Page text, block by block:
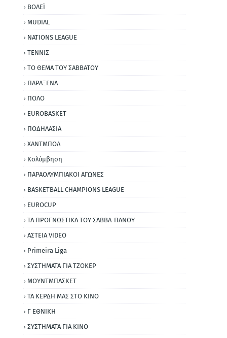
ΒΟΛΕΪ
MUDIAL
NATIONS LEAGUE
ΤΕΝΝΙΣ
ΤΟ ΘΕΜΑ ΤΟΥ ΣΑΒΒΑΤΟΥ
ΠΑΡΑΞΕΝΑ
ΠΟΛΟ
EUROBASKET
ΠΟΔΗΛΑΣΙΑ
ΧΑΝΤΜΠΟΛ
Κολύμβηση
ΠΑΡΑΟΛΥΜΠΙΑΚΟΙ ΑΓΩΝΕΣ
BASKETBALL CHAMPIONS LEAGUE
EUROCUP
ΤΑ ΠΡΟΓΝΩΣΤΙΚΑ ΤΟΥ ΣΑΒΒΑ-ΠΑΝΟΥ
ΑΣΤΕΙΑ VIDEO
Primeira Liga
ΣΥΣΤΗΜΑΤΑ ΓΙΑ ΤΖΟΚΕΡ
ΜΟΥΝΤΜΠΑΣΚΕΤ
ΤΑ ΚΕΡΔΗ ΜΑΣ ΣΤΟ ΚΙΝΟ
Γ ΕΘΝΙΚΗ
ΣΥΣΤΗΜΑΤΑ ΓΙΑ ΚΙΝΟ